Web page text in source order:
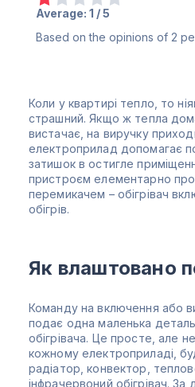
Average: 1 / 5
Based on the opinions of 2
Коли у квартирі тепло, то
страшний. Якщо ж тепла
вистачає, на виручку
електроприлад допомагає
затишок в остигле
пристроєм елементарно
перемикачем – обігрівач
обігрів.
Як влаштовано
Команду на включення або
подає одна маленька
обігрівача. Це просте, але
кожному електроприладі,
радіатор, конвектор,
інфрачервоний обігрівач.